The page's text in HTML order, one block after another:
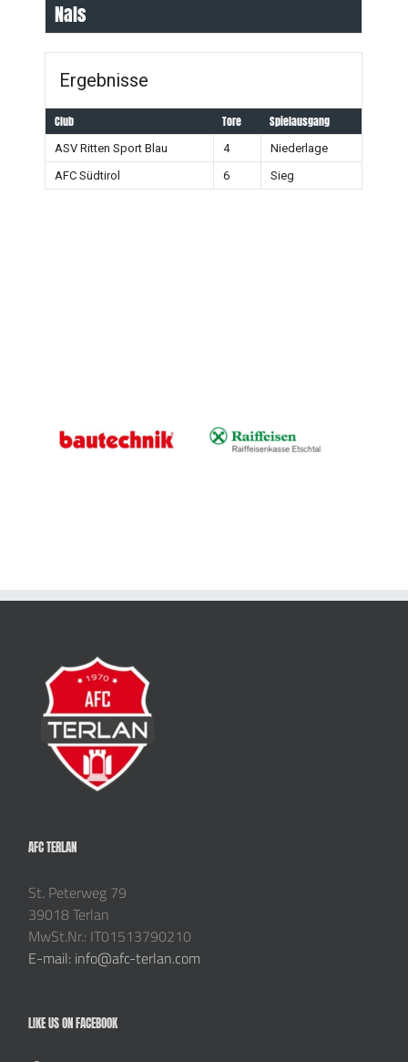
Nals
Ergebnisse
Club Tore Spielausgang
ASV Ritten Sport Blau 4
Niederlage
AFC Südtirol
6 Sieg
AFC TERLAN
St. Peterweg 79
39018 Terlan
MwSt.Nr.: IT01513790210
E-mail: info@afc-terlan.com
LIKE US ON FACEBOOK